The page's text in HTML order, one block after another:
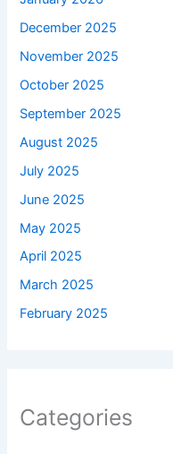
December 2025
November 2025
October 2025
September 2025
August 2025
July 2025
June 2025
May 2025
April 2025
March 2025
February 2025
Categories